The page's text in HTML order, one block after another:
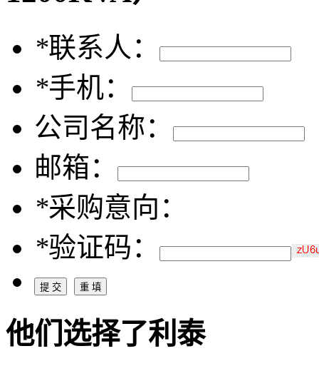
*联系人：
*手机：
公司名称：
邮箱：
*采购意向：
*验证码：
他们选择了利泰